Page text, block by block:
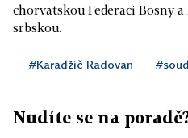
chorvatskou Federaci Bosny
srbskou.
#Karadžič Radovan #soud
Nudíte se na